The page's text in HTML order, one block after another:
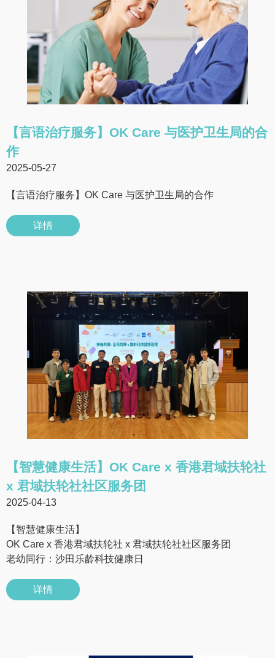
【言语治疗服务】OK Care 与医护卫生局的合
作
2025-05-27
【言语治疗服务】OK Care 与医护卫生局的合作
详情
【智慧健康生活】OK Care x 香港君域扶轮社
x 君域扶轮社社区服务团
2025-04-13
【智慧健康生活】
OK Care x 香港君域扶轮社 x 君域扶轮社社区服务团
老幼同行：沙田乐龄科技健康日
详情